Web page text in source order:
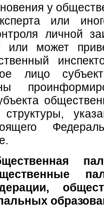
у
или
личной
или может
лицо
структуры,